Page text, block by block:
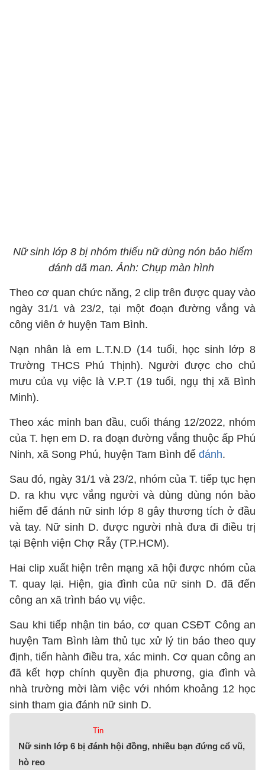
Nữ sinh lớp 8 bị nhóm thiếu nữ dùng nón bảo hiểm
đánh dã man. Ảnh: Chụp màn hình
Theo cơ quan chức năng, 2 clip trên được quay vào
ngày 31/1 và 23/2, tại một đoạn đường vắng và
công viên ở huyện Tam Bình.
Nạn nhân là em L.T.N.D (14 tuổi, học sinh lớp 8
Trường THCS Phú Thịnh). Người được cho chủ
mưu của vụ việc là V.P.T (19 tuổi, ngụ thị xã Bình
Minh).
Theo xác minh ban đầu, cuối tháng 12/2022, nhóm
của T. hẹn em D. ra đoạn đường vắng thuộc ấp Phú
Ninh, xã Song Phú, huyện Tam Bình để đánh.
Sau đó, ngày 31/1 và 23/2, nhóm của T. tiếp tục hẹn
D. ra khu vực vắng người và dùng dùng nón bảo
hiểm để đánh nữ sinh lớp 8 gây thương tích ở đầu
và tay. Nữ sinh D. được người nhà đưa đi điều trị
tại Bệnh viện Chợ Rẫy (TP.HCM).
Hai clip xuất hiện trên mạng xã hội được nhóm của
T. quay lại. Hiện, gia đình của nữ sinh D. đã đến
công an xã trình báo vụ việc.
Sau khi tiếp nhận tin báo, cơ quan CSĐT Công an
huyện Tam Bình làm thủ tục xử lý tin báo theo quy
định, tiến hành điều tra, xác minh. Cơ quan công an
đã kết hợp chính quyền địa phương, gia đình và
nhà trường mời làm việc với nhóm khoảng 12 học
sinh tham gia đánh nữ sinh D.
Tin
Nữ sinh lớp 6 bị đánh hội đồng, nhiều bạn đứng cổ vũ,
hò reo